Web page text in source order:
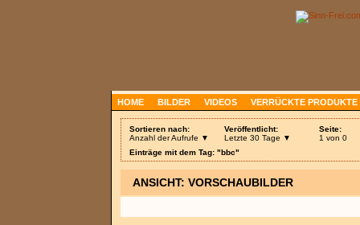
HOME BILDER VIDEOS VERRÜCKTE PRODUKTE
Sortieren nach:
Anzahl der Aufrufe ▼
Veröffentlicht:
Letzte 30 Tage ▼
Seite:
1 von 0
Einträge mit dem Tag: "bbc"
ANSICHT: VORSCHAUBILDER